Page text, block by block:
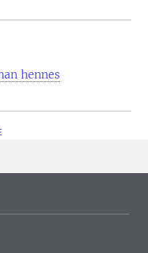
hennes